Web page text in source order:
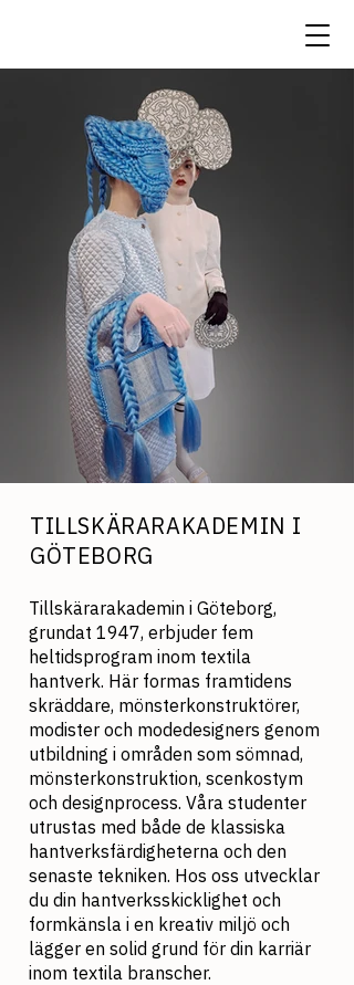
TILLSKÄRARAKADEMIN I
GÖTEBORG
Tillskärarakademin i Göteborg,
grundat 1947, erbjuder fem
heltidsprogram inom textila
hantverk. Här formas framtidens
skräddare, mönsterkonstruktörer,
modister och modedesigners genom
utbildning i områden som sömnad,
mönsterkonstruktion, scenkostym
och designprocess. Våra studenter
utrustas med både de klassiska
hantverksfärdigheterna och den
senaste tekniken. Hos oss utvecklar
du din hantverksskicklighet och
formkänsla i en kreativ miljö och
lägger en solid grund för din karriär
inom textila branscher.